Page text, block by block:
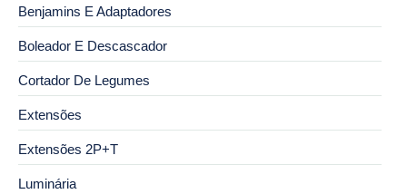
Benjamins E Adaptadores
Boleador E Descascador
Cortador De Legumes
Extensões
Extensões 2P+T
Luminária